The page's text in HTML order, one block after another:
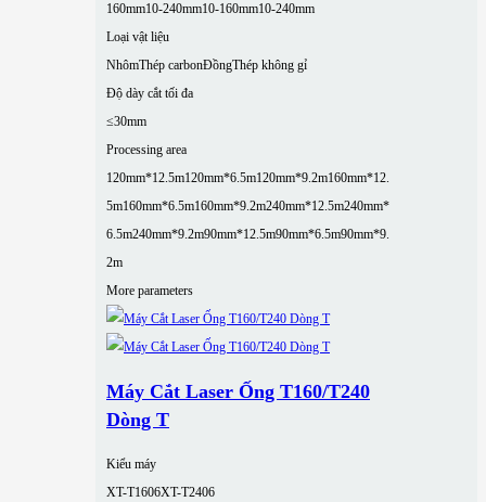
160mm10-240mm10-160mm10-240mm
Loại vật liệu
NhômThép carbonĐồngThép không gỉ
Độ dày cắt tối đa
≤30mm
Processing area
120mm*12.5m120mm*6.5m120mm*9.2m160mm*12.
5m160mm*6.5m160mm*9.2m240mm*12.5m240mm*
6.5m240mm*9.2m90mm*12.5m90mm*6.5m90mm*9.
2m
More parameters
Máy Cắt Laser Ống T160/T240
Dòng T
Kiểu máy
XT-T1606XT-T2406